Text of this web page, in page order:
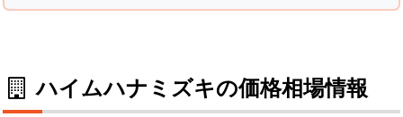
ハイムハナミズキの価格相場情報